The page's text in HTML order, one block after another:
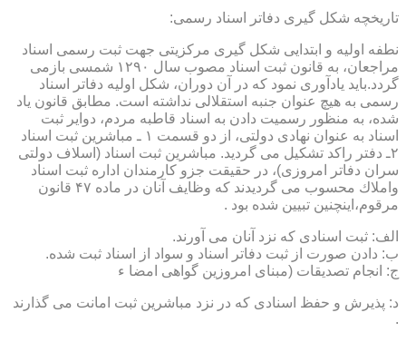
تاریخچه شكل گیری دفاتر اسناد رسمی:
نطفه اولیه و ابتدایی شكل گیری مركزیتی جهت ثبت رسمی اسناد
مراجعان، به قانون ثبت اسناد مصوب سال ۱۲۹۰ شمسی بازمی
گردد.باید یادآوری نمود كه در آن دوران، شكل اولیه دفاتر اسناد
رسمی به هیچ عنوان جنبه استقلالی نداشته است. مطابق قانون یاد
شده، به منظور رسمیت دادن به اسناد قاطبه مردم، دوایر ثبت
اسناد به عنوان نهادی دولتی، از دو قسمت ۱ ـ مباشرین ثبت اسناد
۲ـ دفتر راكد تشكیل می گردید. مباشرین ثبت اسناد (اسلاف دولتی
سران دفاتر امروزی)، در حقیقت جزو كارمندان اداره ثبت اسناد
واملاك محسوب می گردیدند كه وظایف آنان در ماده ۴۷ قانون
مرقوم،اینچنین تبیین شده بود .
الف: ثبت اسنادی كه نزد آنان می آورند.
ب: دادن صورت از ثبت دفاتر اسناد و سواد از اسناد ثبت شده.
ج: انجام تصدیقات (مبنای امروزین گواهی امضا ء
د: پذیرش و حفظ اسنادی كه در نزد مباشرین ثبت امانت می گذارند
.